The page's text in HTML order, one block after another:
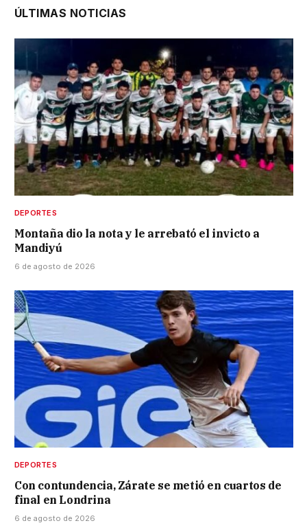
ÚLTIMAS NOTICIAS
DEPORTES
Montaña dio la nota y le arrebató el invicto a
Mandiyú
6 de agosto de 2026
DEPORTES
Con contundencia, Zárate se metió en cuartos de
final en Londrina
6 de agosto de 2026